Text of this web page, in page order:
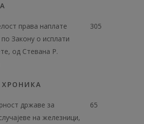
права наплате
Закону о исплати
од Стевана Р.
305
државе за
на железници,
65